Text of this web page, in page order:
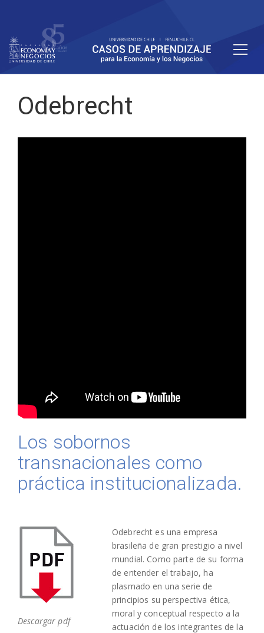
Odebrecht
Los sobornos
transnacionales como
práctica institucionalizada.
Descargar pdf
Odebrecht es una empresa
brasileña de gran prestigio a nivel
mundial. Como parte de su forma
de entender el trabajo, ha
plasmado en una serie de
principios su perspectiva ética,
moral y conceptual respecto a la
actuación de los integrantes de la